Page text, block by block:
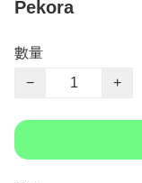
Pekora
數量
−
+